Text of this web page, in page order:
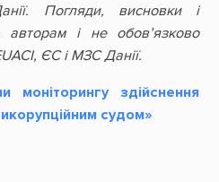
Погляди, висновки і
авторам і не обов’язково
ЄС і МЗС Данії.
моніторингу здійснення
судом»